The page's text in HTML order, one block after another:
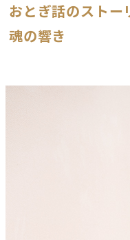
おとぎ話のストー
魂の響き